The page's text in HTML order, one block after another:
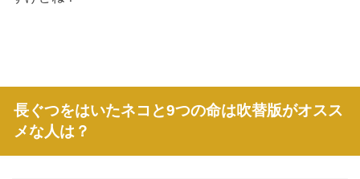
長ぐつをはいたネコと9つの命は吹替版がオスス
メな人は？